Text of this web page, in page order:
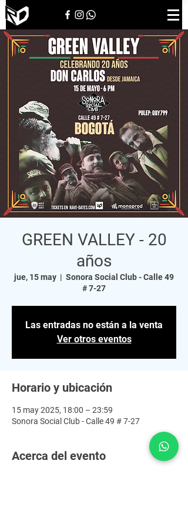
GREEN VALLEY - 20
años
jue, 15 may
  |
Sonora Social Club - Calle 49
# 7-27
Las entradas no están a la venta
Ver otros eventos
Horario y ubicación
15 may 2025, 18:00 – 23:59
Sonora Social Club - Calle 49 # 7-27
Acerca del evento